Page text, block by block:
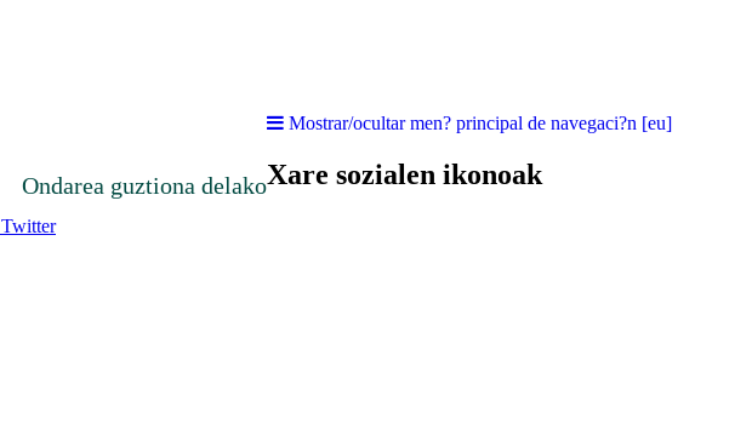
Ondarea guztiona delako
Mostrar/ocultar men? principal de navegaci?n [eu]
Xare sozialen ikonoak
Twitter